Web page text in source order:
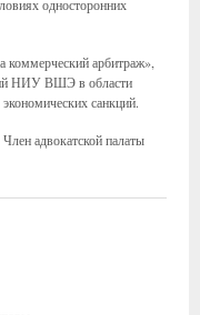
односторонних
арбитраж»,
НИУ ВШЭ в области
санкций.
адвокатской палаты